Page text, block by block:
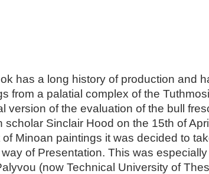
has a long history of production and
from a palatial complex of the
version of the evaluation of the bull
scholar Sinclair Hood on the 15th of
Minoan paintings it was decided to
of Presentation. This was
(now Technical University of